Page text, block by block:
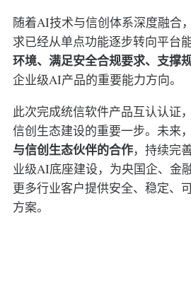
随着AI技术与信创体系深度融合
求已经从单点功能逐步转向平台能
环境、满足安全合规要求、支撑
企业级AI产品的重要能力方向。
此次完成统信软件产品互认认证
信创生态建设的重要一步。未来，
与信创生态伙伴的合作，持续完
业级AI底座建设，为央国企、金
更多行业客户提供安全、稳定、
方案。